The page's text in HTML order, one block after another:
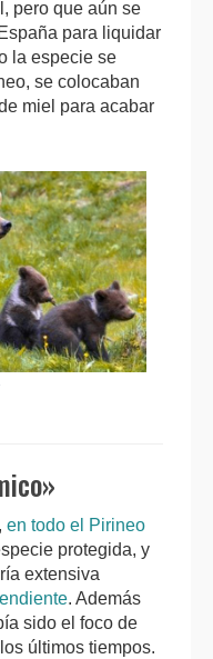
pero que aún se
para liquidar
la especie se
se colocaban
miel para acabar
en todo el Pirineo
protegida, y
extensiva
. Además
sido el foco de
últimos tiempos.